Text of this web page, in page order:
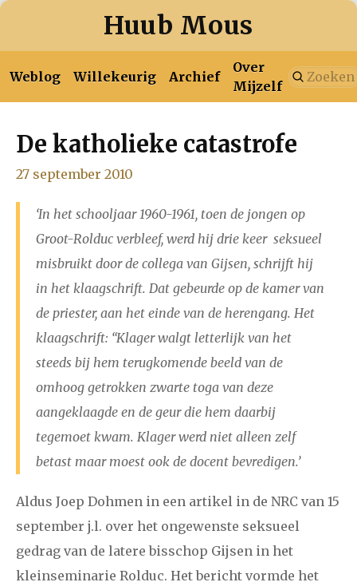
Huub Mous
Weblog Willekeurig Archief
Over
Mijzelf
januari februari maart april mei juni juli
augustus
2025
februari april mei juni juli
augustus september oktober november
december
januari februari maart april mei juni juli
augustus september
december
maart april mei juni juli
december
januari februari maart april mei juli
De katholieke catastrofe
27 september 2010
‘In het schooljaar 1960-1961, toen de jongen op
Groot-Rolduc verbleef, werd hij drie keer seksueel
misbruikt door de collega van Gijsen, schrijft hij
in het klaagschrift. Dat gebeurde op de kamer van
de priester, aan het einde van de herengang. Het
klaagschrift: “Klager walgt letterlijk van het
steeds bij hem terugkomende beeld van de
omhoog getrokken zwarte toga van deze
aangeklaagde en de geur die hem daarbij
tegemoet kwam. Klager werd niet alleen zelf
betast maar moest ook de docent bevredigen.’
Aldus Joep Dohmen in een artikel in de NRC van 15
september j.l. over het ongewenste seksueel
gedrag van de latere bisschop Gijsen in het
kleinseminarie Rolduc. Het bericht vormde het